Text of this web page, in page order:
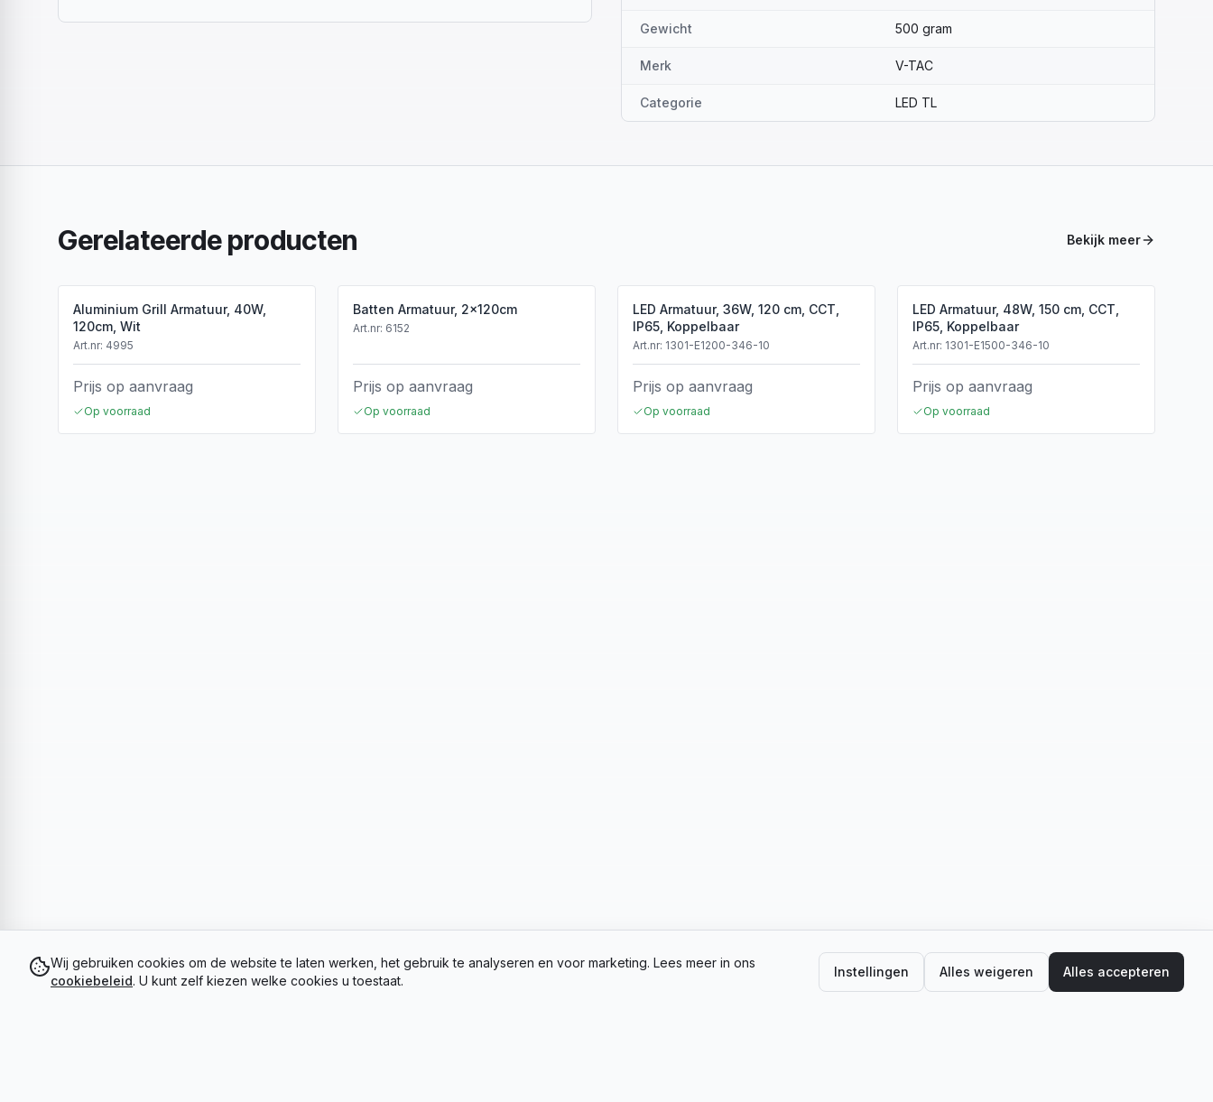
Gewicht 500 gram
Merk V-TAC
Categorie LED TL
Gerelateerde producten Bekijk meer
Aluminium Grill Armatuur, 40W,
120cm, Wit
Art.nr: 4995
Prijs op aanvraag
Op voorraad
Batten Armatuur, 2x120cm
Art.nr: 6152
Prijs op aanvraag
Op voorraad
LED Armatuur, 36W, 120 cm, CCT,
IP65, Koppelbaar
Art.nr: 1301-E1200-346-10
Prijs op aanvraag
Op voorraad
LED Armatuur, 48W, 150 cm, CCT,
IP65, Koppelbaar
Art.nr: 1301-E1500-346-10
Prijs op aanvraag
Op voorraad
Wij gebruiken cookies om de website te laten werken, het gebruik te analyseren en voor marketing. Lees meer in ons
cookiebeleid. U kunt zelf kiezen welke cookies u toestaat.
Instellingen Alles weigeren Alles accepteren